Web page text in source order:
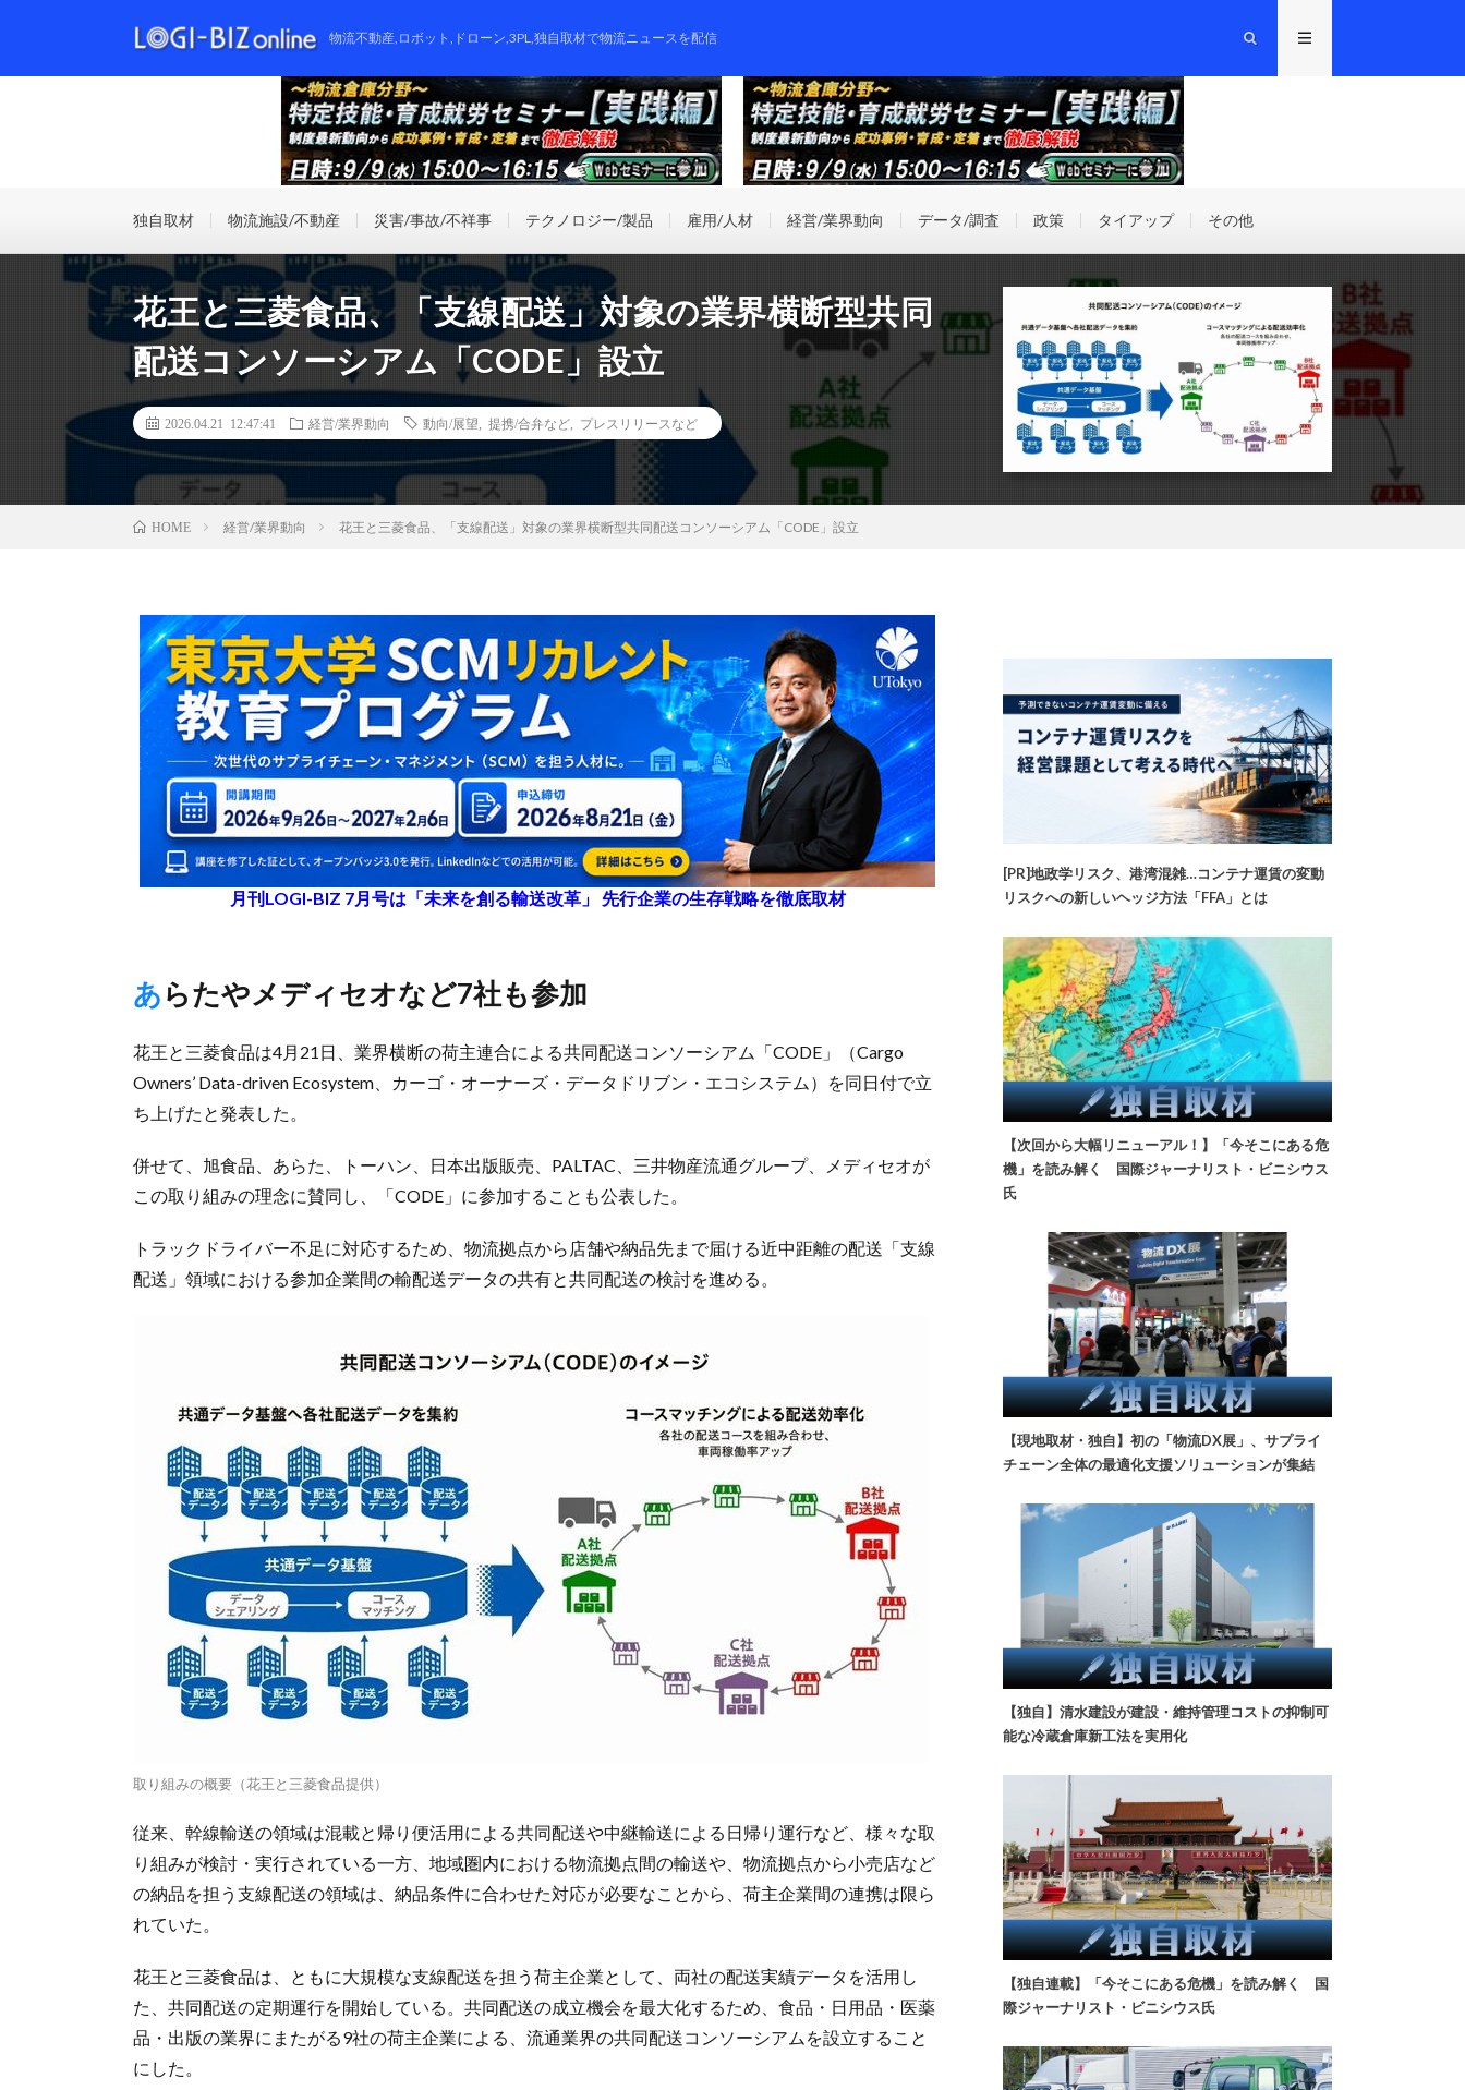
物流不動産,ロボット,ドローン,3PL,独自取材で物流ニュースを配信
独自取材 物流施設/不動産 災害/事故/不祥事 テクノロジー/製品 雇用/人材 経営/業界動向 データ/調査 政策 タイアップ その他
花王と三菱食品、「支線配送」対象の業界横断型共同
配送コンソーシアム「CODE」設立
2026.04.21 12:47:41 経営/業界動向 動向/展望 提携/合弁など プレスリリースなど
HOME 経営/業界動向 花王と三菱食品、「支線配送」対象の業界横断型共同配送コンソーシアム「CODE」設立
月刊LOGI-BIZ 7月号は「未来を創る輸送改革」 先行企業の生存戦略を徹底取材
あらたやメディセオなど7社も参加
花王と三菱食品は4月21日、業界横断の荷主連合による共同配送コンソーシアム「CODE」（Cargo
Owners’ Data-driven Ecosystem、カーゴ・オーナーズ・データドリブン・エコシステム）を同日付で立
ち上げたと発表した。
併せて、旭食品、あらた、トーハン、日本出版販売、PALTAC、三井物産流通グループ、メディセオが
この取り組みの理念に賛同し、「CODE」に参加することも公表した。
トラックドライバー不足に対応するため、物流拠点から店舗や納品先まで届ける近中距離の配送「支線
配送」領域における参加企業間の輸配送データの共有と共同配送の検討を進める。
取り組みの概要（花王と三菱食品提供）
従来、幹線輸送の領域は混載と帰り便活用による共同配送や中継輸送による日帰り運行など、様々な取
り組みが検討・実行されている一方、地域圏内における物流拠点間の輸送や、物流拠点から小売店など
の納品を担う支線配送の領域は、納品条件に合わせた対応が必要なことから、荷主企業間の連携は限ら
れていた。
花王と三菱食品は、ともに大規模な支線配送を担う荷主企業として、両社の配送実績データを活用し
た、共同配送の定期運行を開始している。共同配送の成立機会を最大化するため、食品・日用品・医薬
品・出版の業界にまたがる9社の荷主企業による、流通業界の共同配送コンソーシアムを設立すること
にした。
[PR]地政学リスク、港湾混雑…コンテナ運賃の変動
リスクへの新しいヘッジ方法「FFA」とは
【次回から大幅リニューアル！】「今そこにある危
機」を読み解く 国際ジャーナリスト・ビニシウス
氏
【現地取材・独自】初の「物流DX展」、サプライ
チェーン全体の最適化支援ソリューションが集結
【独自】清水建設が建設・維持管理コストの抑制可
能な冷蔵倉庫新工法を実用化
【独自連載】「今そこにある危機」を読み解く 国
際ジャーナリスト・ビニシウス氏